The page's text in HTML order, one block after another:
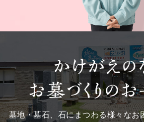
墓地・墓石、石にまつわる様々なお